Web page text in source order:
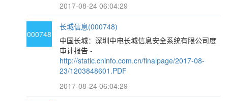
2017-08-24 06:04:29
000748
长城信息(000748)
中国长城：深圳中电长城信息安全系统有限公司度
审计报告 -
http://static.cninfo.com.cn/finalpage/2017-08-
23/1203848601.PDF
2017-08-24 06:04:29